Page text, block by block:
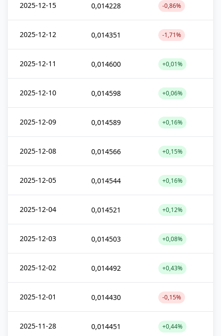
2025-12-15 0,014228 -0,86%
2025-12-12 0,014351 -1,71%
2025-12-11 0,014600 +0,01%
2025-12-10 0,014598 +0,06%
2025-12-09 0,014589 +0,16%
2025-12-08 0,014566 +0,15%
2025-12-05 0,014544 +0,16%
2025-12-04 0,014521 +0,12%
2025-12-03 0,014503 +0,08%
2025-12-02 0,014492 +0,43%
2025-12-01 0,014430 -0,15%
2025-11-28 0,014451 +0,44%